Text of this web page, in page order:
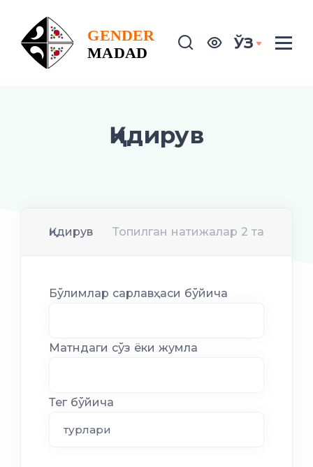
ЎЗ
Қидирув
Қидирув Топилган натижалар 2 та
Бўлимлар сарлавҳаси бўйича
Матндаги сўз ёки жумла
Тег бўйича